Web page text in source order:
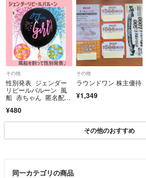
その他
性別発表 ジェンダー
リビールバルーン 風
船 赤ちゃん 匿名配
¥480
その他
ラウンドワン 株主優待
¥1,349
その他のおすすめ
同一カテゴリの商品